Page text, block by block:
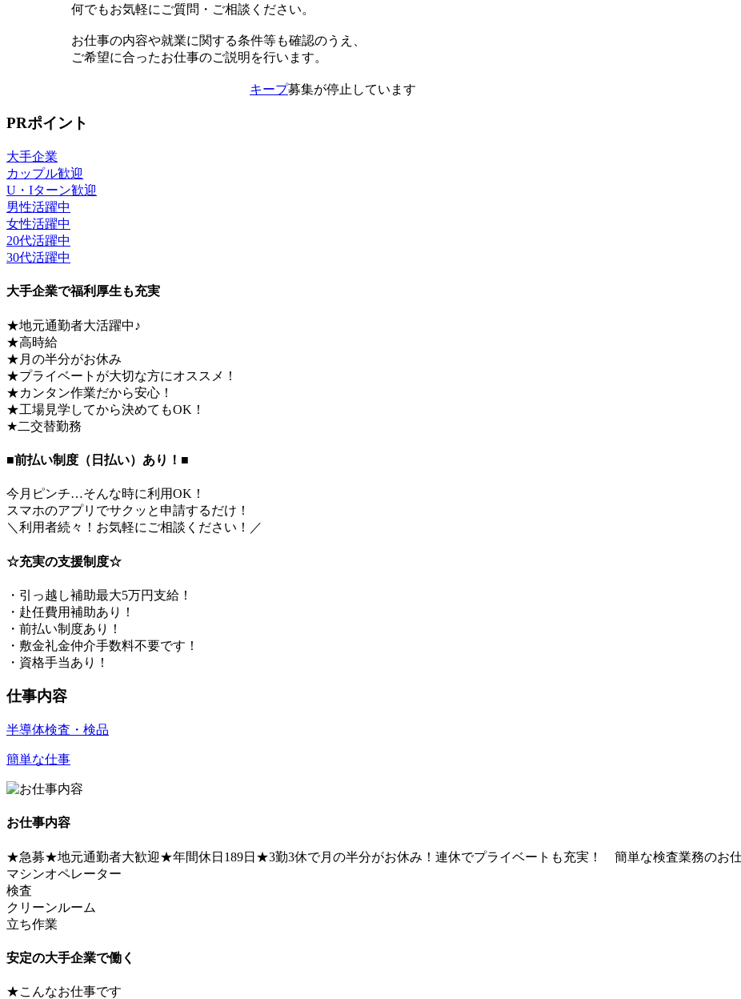
何でもお気軽にご質問・ご相談ください。
お仕事の内容や就業に関する条件等も確認のうえ、
ご希望に合ったお仕事のご説明を行います。
キープ募集が停止しています
PRポイント
大手企業
カップル歓迎
U・Iターン歓迎
男性活躍中
女性活躍中
20代活躍中
30代活躍中
大手企業で福利厚生も充実
★地元通勤者大活躍中♪
★高時給
★月の半分がお休み
★プライベートが大切な方にオススメ！
★カンタン作業だから安心！
★工場見学してから決めてもOK！
★二交替勤務
■前払い制度（日払い）あり！■
今月ピンチ…そんな時に利用OK！
スマホのアプリでサクッと申請するだけ！
＼利用者続々！お気軽にご相談ください！／
☆充実の支援制度☆
・引っ越し補助最大5万円支給！
・赴任費用補助あり！
・前払い制度あり！
・敷金礼金仲介手数料不要です！
・資格手当あり！
仕事内容
半導体検査・検品
簡単な仕事
お仕事内容
★急募★地元通勤者大歓迎★年間休日189日★3勤3休で月の半分がお休み！連休でプライベートも充実！ 簡単な検査業務のお仕
マシンオペレーター
検査
クリーンルーム
立ち作業
安定の大手企業で働く
★こんなお仕事です